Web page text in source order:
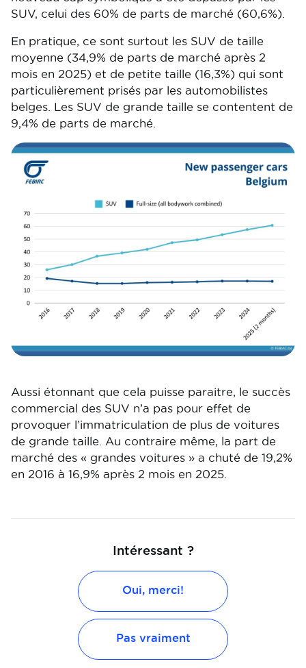
SUV, celui des 60% de parts de marché (60,6%).
En pratique, ce sont surtout les SUV de taille
moyenne (34,9% de parts de marché après 2
mois en 2025) et de petite taille (16,3%) qui sont
particulièrement prisés par les automobilistes
belges. Les SUV de grande taille se contentent de
9,4% de parts de marché.
Image
Aussi étonnant que cela puisse paraitre, le succès
commercial des SUV n’a pas pour effet de
provoquer l’immatriculation de plus de voitures
de grande taille. Au contraire même, la part de
marché des « grandes voitures » a chuté de 19,2%
en 2016 à 16,9% après 2 mois en 2025.
Intéressant ?
Oui, merci!
Pas vraiment